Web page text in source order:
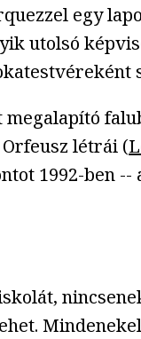
egy
utolsó
létrái (
1992-ben